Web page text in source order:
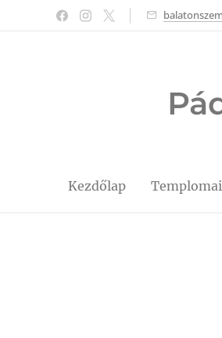
Kezdőlap